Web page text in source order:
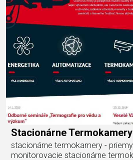
Stacionárne Termokamery
stacionárne termokamery -
monitorovacie stacionárne